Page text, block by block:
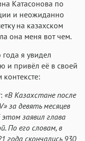
Катасонова по
и неожиданно
на казахском
она меня вот чем.
я увидел
и привёл её в своей
контексте:
«В Казахстане после
за девять месяцев
заявил глава
По его словам, в
года скончались 930